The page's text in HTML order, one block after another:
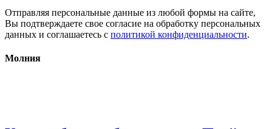
Отправляя персональные данные из любой формы на сайте,
Вы подтверждаете свое согласие на обработку персональных
данных и соглашаетесь с политикой конфиденциальности.
Молния